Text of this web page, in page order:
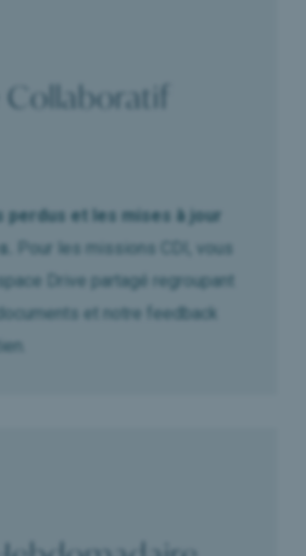
Collaboratif
perdus et les mises à jour
Pour les missions CDI, vous
Drive partagé regroupant
et notre feedback